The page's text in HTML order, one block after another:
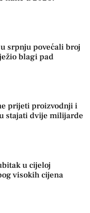
srpnju povećali broj
blagi pad
prijeti proizvodnji i
stajati dvije milijarde
u cijeloj
visokih cijena